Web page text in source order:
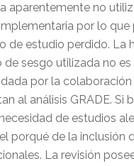
aparentemente no
por lo que
de estudio perdido. La
de sesgo utilizada no es
por la colaboración
al análisis GRADE. Si
de estudios
porqué de la inclusión
La revisión